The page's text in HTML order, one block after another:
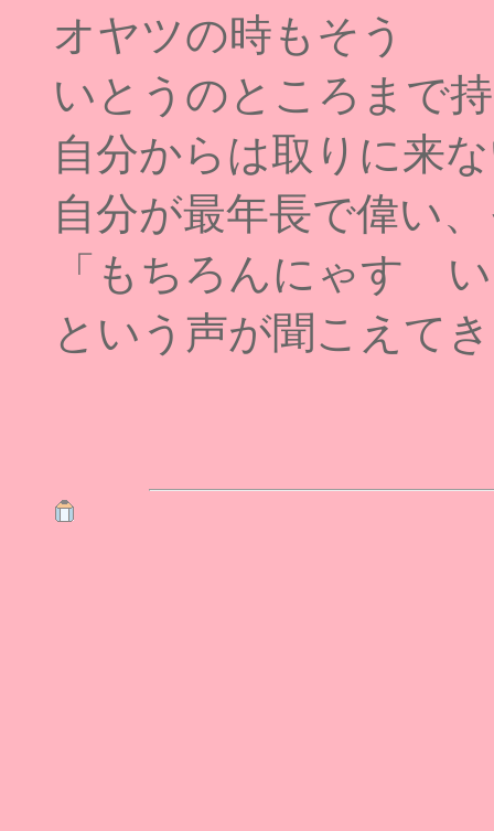
オヤツの時もそう
いとうのところまで
自分からは取りに来
自分が最年長で偉い
「もちろんにゃす
という声が聞こえて